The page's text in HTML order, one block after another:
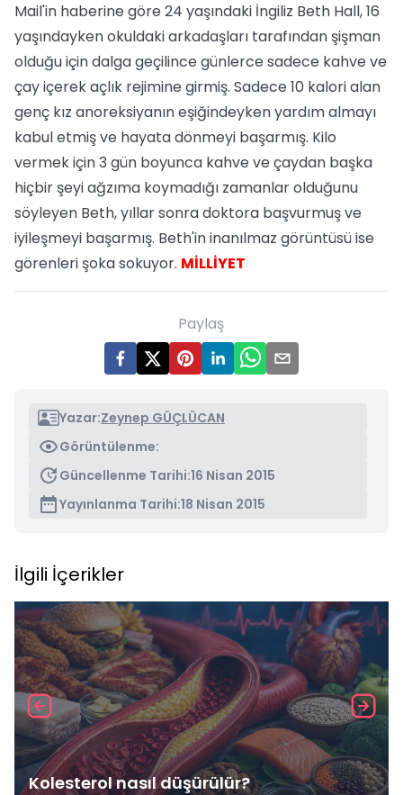
Mail'in haberine göre 24 yaşındaki İngiliz Beth Hall, 16
yaşındayken okuldaki arkadaşları tarafından şişman
olduğu için dalga geçilince günlerce sadece kahve ve
çay içerek açlık rejimine girmiş. Sadece 10 kalori alan
genç kız anoreksiyanın eşiğindeyken yardım almayı
kabul etmiş ve hayata dönmeyi başarmış. Kilo
vermek için 3 gün boyunca kahve ve çaydan başka
hiçbir şeyi ağzıma koymadığı zamanlar olduğunu
söyleyen Beth, yıllar sonra doktora başvurmuş ve
iyileşmeyi başarmış. Beth'in inanılmaz görüntüsü ise
görenleri şoka sokuyor. MİLLİYET
Paylaş
Yazar:Zeynep GÜÇLÜCAN
Görüntülenme:
Güncellenme Tarihi:16 Nisan 2015
Yayınlanma Tarihi:18 Nisan 2015
İlgili İçerikler
Kolesterol nasıl düşürülür?